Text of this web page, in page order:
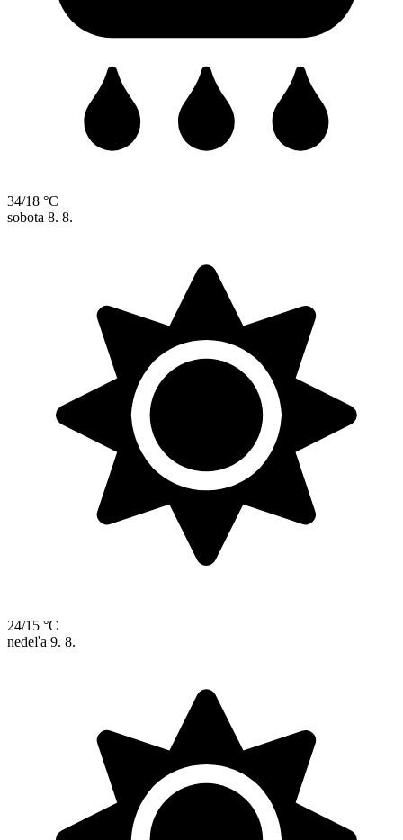
34/18 °C
sobota 8. 8.
24/15 °C
nedeľa 9. 8.